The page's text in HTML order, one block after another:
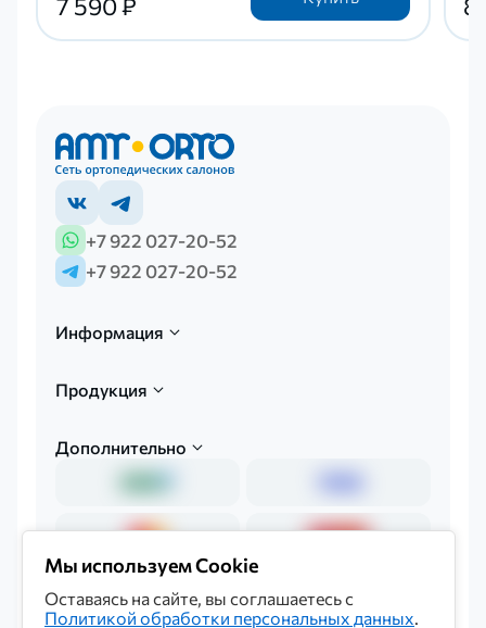
+7 922 027-20-52
+7 922 027-20-52
Информация
Продукция
Дополнительно
Мы используем Cookie
Оставаясь на сайте, вы соглашаетесь с
Политикой обработки персональных данных.